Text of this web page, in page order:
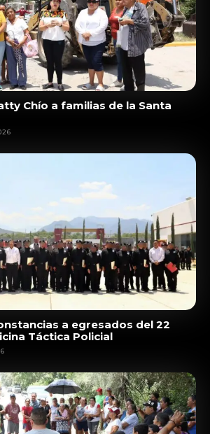
Chío a familias de la Santa
a egresados del 22
Táctica Policial